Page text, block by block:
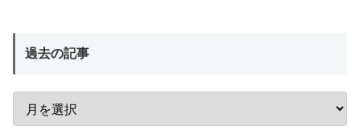
過去の記事